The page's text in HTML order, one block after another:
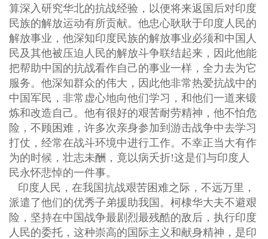
算深入研究华北的抗战经验，以便将来返国后对印度
民族的解放运动有所贡献。他忠心耿耿于印度人民的
解放事业，他深知印度民族的解放事业必须和中国人
民及其他被压迫人民的解放斗争联结起来，因此他能
把帮助中国的抗战看作自己的事业一样，全力去为它
服务。他深知群众的伟大，因此他非常热爱抗战中的
中国军民，非常虚心地向他们学习，和他们一道来锻
炼和改造自己。他有很好的艰苦耐劳精神，他不怕危
险，不顾困难，许多次亲身参加到游击战争中去学习
打仗，经常在战斗环境中进行工作。不幸正当大有作
为的时候，壮志未酬，竟以病夭折!这是们与印度人
民永怀悲悼的一件事。
印度人民，在我国抗战艰苦困难之际，不远万里，
派遣了他们的优秀子弟援助我国。柯棣华大夫不避艰
险，坚持在中国战争最剧烈最残酷的敌后，执行印度
人民的委托，这种崇高的国际主义和献身精神，是印